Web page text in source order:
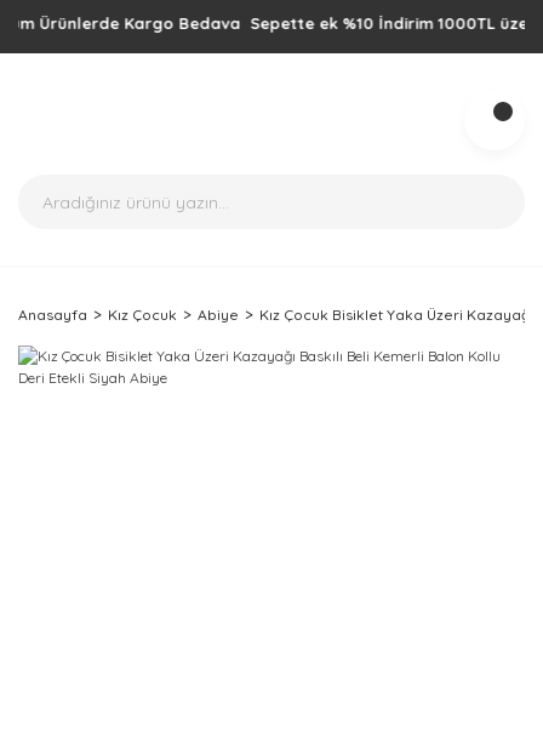
Ürünlerde Kargo Bedava Sepette ek %10 İndirim 1000TL üzeri
Anasayfa Kız Çocuk Abiye Kız Çocuk Bisiklet Yaka Üzeri